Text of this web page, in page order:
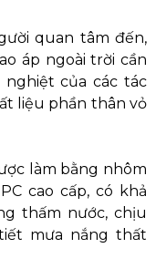
quan tâm đến,
áp ngoài trời cần
của các tác
liệu phần thân vỏ
làm bằng nhôm
cao cấp, có khả
thấm nước, chịu
mưa nắng thất